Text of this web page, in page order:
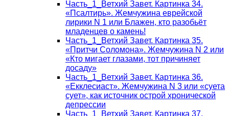
Часть_1_Ветхий Завет. Картинка 34.
«Псалтирь». Жемчужина еврейской
лирики N 1 или Блажен, кто разобьёт
младенцев о камень!
Часть_1_Ветхий Завет. Картинка 35.
«Притчи Соломона». Жемчужина N 2 или
«Кто мигает глазами, тот причиняет
досаду»
Часть_1_Ветхий Завет. Картинка 36.
«Екклесиаст». Жемчужина N 3 или «суета
сует», как источник острой хронической
депрессии
Часть_1_Ветхий Завет. Картинка 37.